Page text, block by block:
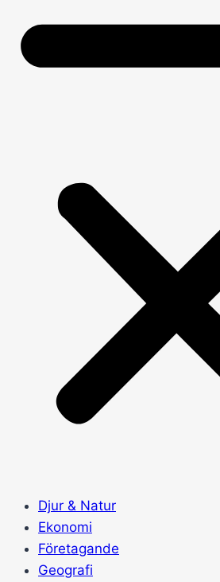
Djur & Natur
Ekonomi
Företagande
Geografi